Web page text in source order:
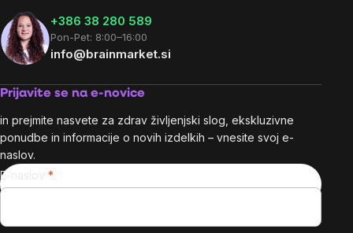
+386 38 280 589
Pon-Pet: 8:00–16:00
info@brainmarket.si
Prijavite se na e-novice
in prejmite nasvete za zdrav življenjski slog, ekskluzivne
ponudbe in informacije o novih izdelkih – vnesite svoj e-
naslov.
E-naslov